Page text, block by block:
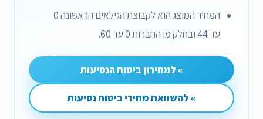
המחיר המוצג הוא לקבוצת הגילאים הראשונה 0
עד 44 ובחלק מן החברות 0 עד 60.
» למחירון ביטוח הנסיעות
» להשוואת מחירי ביטוח נסיעות